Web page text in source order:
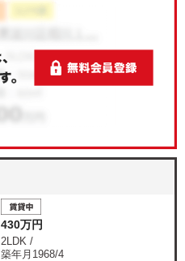
430万円
2LDK /
築年月1968/4